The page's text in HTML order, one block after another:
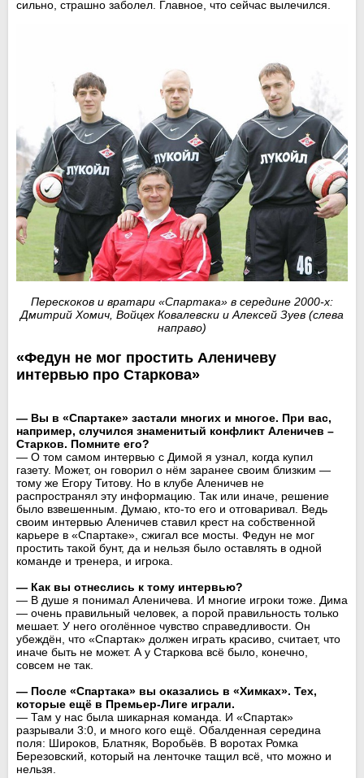
сильно, страшно заболел. Главное, что сейчас вылечился.
Перескоков и вратари «Спартака» в середине 2000-х:
Дмитрий Хомич, Войцех Ковалевски и Алексей Зуев (слева
направо)
«Федун не мог простить Аленичеву
интервью про Старкова»
— Вы в «Спартаке» застали многих и многое. При вас,
например, случился знаменитый конфликт Аленичев –
Старков. Помните его?
— О том самом интервью с Димой я узнал, когда купил
газету. Может, он говорил о нём заранее своим близким —
тому же Егору Титову. Но в клубе Аленичев не
распространял эту информацию. Так или иначе, решение
было взвешенным. Думаю, кто-то его и отговаривал. Ведь
своим интервью Аленичев ставил крест на собственной
карьере в «Спартаке», сжигал все мосты. Федун не мог
простить такой бунт, да и нельзя было оставлять в одной
команде и тренера, и игрока.
— Как вы отнеслись к тому интервью?
— В душе я понимал Аленичева. И многие игроки тоже. Дима
— очень правильный человек, а порой правильность только
мешает. У него оголённое чувство справедливости. Он
убеждён, что «Спартак» должен играть красиво, считает, что
иначе быть не может. А у Старкова всё было, конечно,
совсем не так.
— После «Спартака» вы оказались в «Химках». Тех,
которые ещё в Премьер-Лиге играли.
— Там у нас была шикарная команда. И «Спартак»
разрывали 3:0, и много кого ещё. Обалденная середина
поля: Широков, Блатняк, Воробьёв. В воротах Ромка
Березовский, который на ленточке тащил всё, что можно и
нельзя.